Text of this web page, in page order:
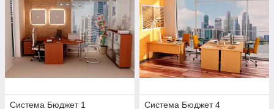
Система Бюджет 1
Система Бюджет 4